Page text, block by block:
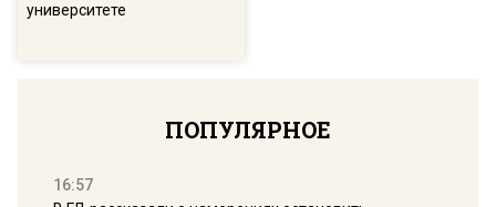
университете
ПОПУЛЯРНОЕ
16:57